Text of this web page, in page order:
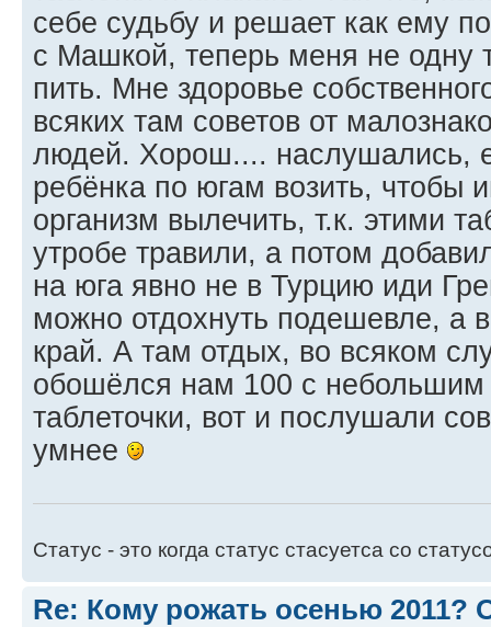
себе судьбу и решает как ему
с Машкой, теперь меня не одну
пить. Мне здоровье
всяких там советов от
людей. Хорош.... наслушались,
ребёнка по югам возить, чтобы
организм вылечить, т.к. этими
утробе травили, а потом
на юга явно не в Турцию иди
можно отдохнуть подешевле, а
край. А там отдых, во всяком
обошёлся нам 100 с
таблеточки, вот и послушали
умнее
Статус - это когда статус стасуетса со
Re: Кому рожать осенью 2011?